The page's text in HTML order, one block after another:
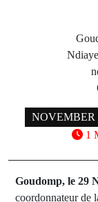
NOVEMBER
1
Goudomp, le 29
coordonnateur de